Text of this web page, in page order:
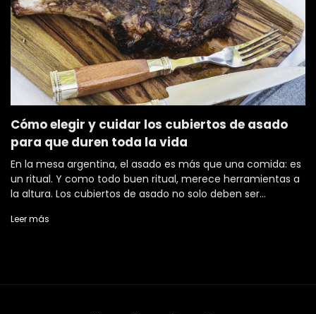
Cómo elegir y cuidar los cubiertos de asado
para que duren toda la vida
En la mesa argentina, el asado es más que una comida: es
un ritual. Y como todo buen ritual, merece herramientas a
la altura. Los cubiertos de asado no solo deben ser
tradición y la calidad. En
Leer más